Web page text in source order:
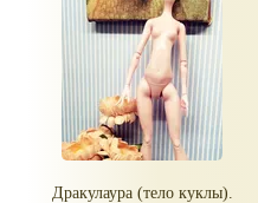
Дракулаура (тело куклы).